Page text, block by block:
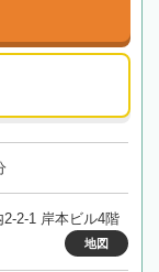
2-1 岸本ビル4階
地図